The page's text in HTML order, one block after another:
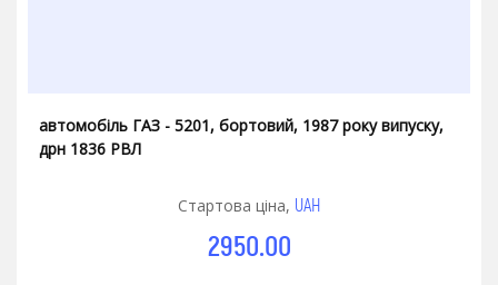
автомобіль ГАЗ - 5201, бортовий, 1987 року випуску,
дрн 1836 РВЛ
Стартова ціна, UAH
2950.00